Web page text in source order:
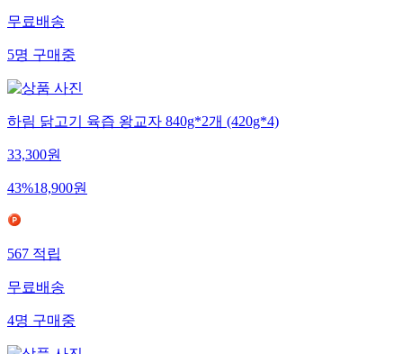
무료배송
5명구매중
하림 닭고기 육즙 왕교자 840g*2개 (420g*4)
33,300원
43%18,900원
567적립
무료배송
4명구매중